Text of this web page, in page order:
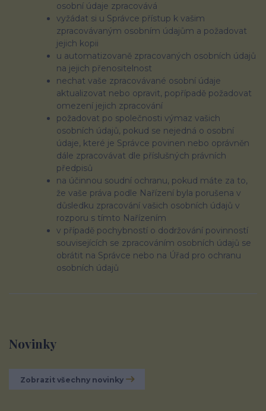
Novinky
Zobrazit všechny novinky
osobní údaje zpracovává
vyžádat si u Správce přístup k vašim
zpracovávaným osobním údajům a požadovat
jejich kopii
u automatizovaně zpracovaných osobních údajů
na jejich přenositelnost
nechat vaše zpracovávané osobní údaje
aktualizovat nebo opravit, popřípadě požadovat
omezení jejich zpracování
požadovat po společnosti výmaz vašich
osobních údajů, pokud se nejedná o osobní
údaje, které je Správce povinen nebo oprávněn
dále zpracovávat dle příslušných právních
předpisů
na účinnou soudní ochranu, pokud máte za to,
že vaše práva podle Nařízení byla porušena v
důsledku zpracování vašich osobních údajů v
rozporu s tímto Nařízením
v případě pochybností o dodržování povinností
souvisejících se zpracováním osobních údajů se
obrátit na Správce nebo na Úřad pro ochranu
osobních údajů